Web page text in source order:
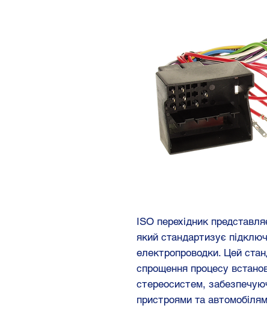
ISO перехідник
який стандартизує
електропроводки. Цей
спрощення процесу
стереосистем,
пристроями та